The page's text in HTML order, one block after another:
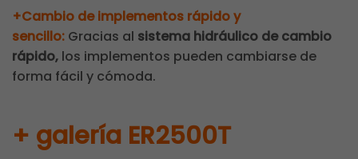
+Cambio de implementos rápido y
sencillo: Gracias al sistema hidráulico de cambio
rápido, los implementos pueden cambiarse de
forma fácil y cómoda.
+ galería ER2500T